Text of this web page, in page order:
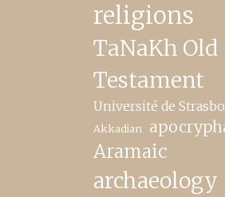
religions
TaNaKh Old
Testament
Université de
Akkadian
Aramaic
archaeology